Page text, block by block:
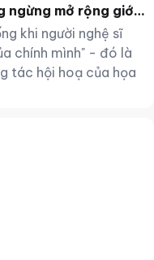
ngừng mở rộng giới
khi người nghệ sĩ
chính mình" - đó là
tác hội hoạ của họa